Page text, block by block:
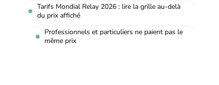
Tarifs Mondial Relay 2026 : lire la grille au-delà
du prix affiché
Professionnels et particuliers ne paient pas le
même prix